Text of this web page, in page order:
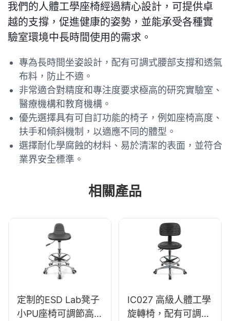
我們的人體工學座椅經過精心設計，可提供卓
越的支撐，促進健康的姿勢，並能承受各種實
驗室環境中長時間使用的需求。
專為長時間坐姿設計，配有可調式腰部支撐和透氣
布料，防止不適。
非常適合對精度和專注度要求極高的研究實驗室、
醫療機構和教育機構。
優先選擇具有可自訂功能的椅子，例如座椅高度、
扶手和傾斜機制，以適應不同的體型。
選擇耐化學腐蝕的材料、易於清潔的表面，並符合
業界安全標準。
相關產品
定制的ESD Lab凳子
小PU座椅可調節高
IC027 高級人體工學
旋轉椅，配有可調式